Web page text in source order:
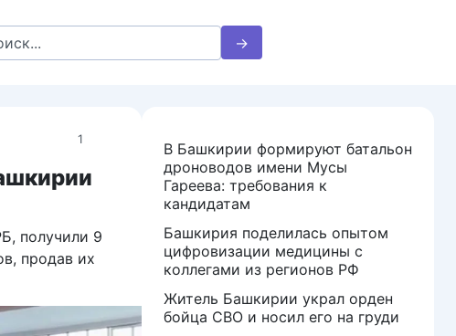
1
получили 9
продав их
В Башкирии формируют батальон
дроноводов имени Мусы
Гареева: требования к
кандидатам
Башкирия поделилась опытом
цифровизации медицины с
коллегами из регионов РФ
Житель Башкирии украл орден
бойца СВО и носил его на груди